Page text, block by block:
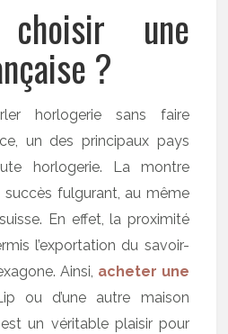
choisir une
?
horlogerie sans faire
un des principaux pays
horlogerie. La montre
fulgurant, au même
En effet, la proximité
l’exportation du savoir-
Ainsi, acheter une
ou d’une autre maison
un véritable plaisir pour